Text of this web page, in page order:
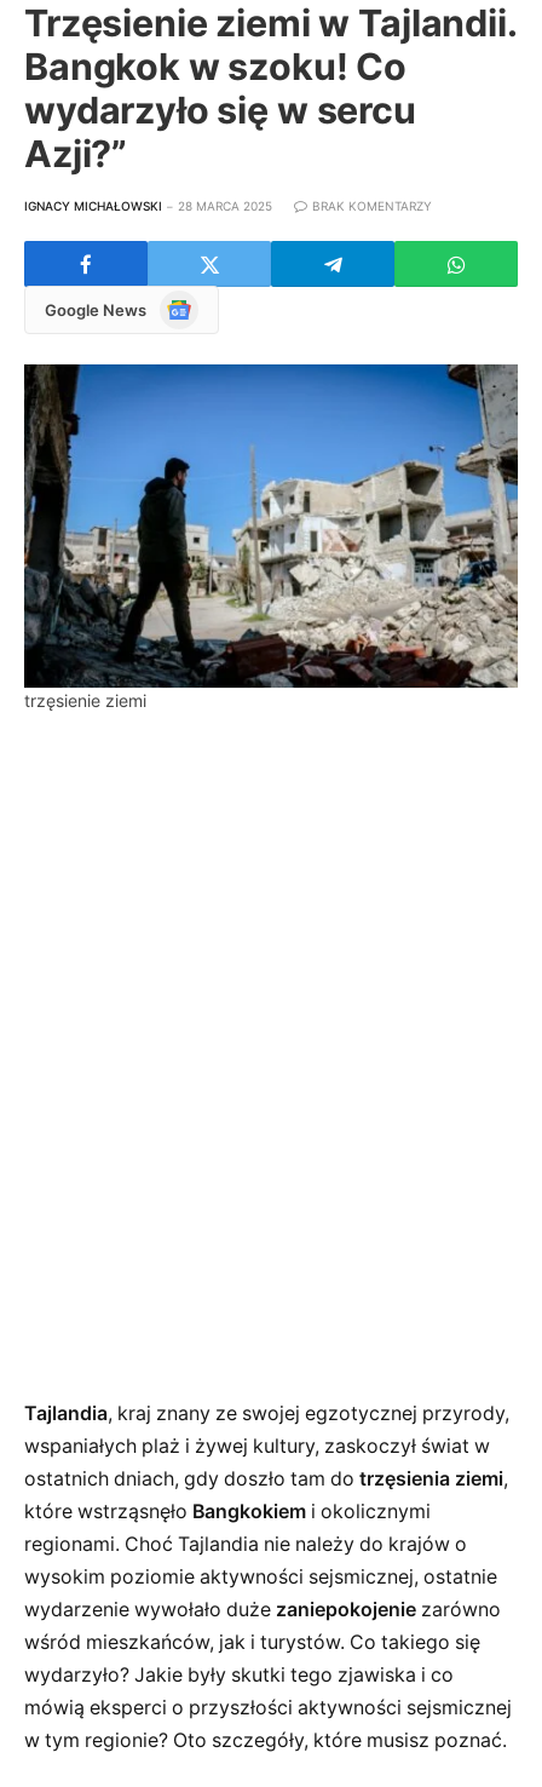
Trzęsienie ziemi w Tajlandii.
Bangkok w szoku! Co
wydarzyło się w sercu
Azji?”
IGNACY MICHAŁOWSKI 28 MARCA 2025 BRAK KOMENTARZY
Google News
Google
trzęsienie ziemi
Tajlandia, kraj znany ze swojej egzotycznej przyrody,
wspaniałych plaż i żywej kultury, zaskoczył świat w
ostatnich dniach, gdy doszło tam do trzęsienia ziemi,
które wstrząsnęło Bangkokiem i okolicznymi
regionami. Choć Tajlandia nie należy do krajów o
wysokim poziomie aktywności sejsmicznej, ostatnie
wydarzenie wywołało duże zaniepokojenie zarówno
wśród mieszkańców, jak i turystów. Co takiego się
wydarzyło? Jakie były skutki tego zjawiska i co
mówią eksperci o przyszłości aktywności sejsmicznej
w tym regionie? Oto szczegóły, które musisz poznać.